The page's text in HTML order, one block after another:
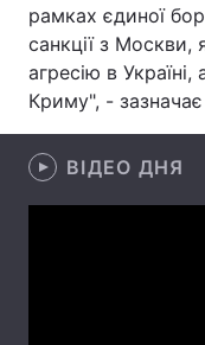
Здоров'я
Цікавинки
Лонгріди
рамках єдиної
санкції з Москви,
агресію в
Криму", -
ВІДЕО ДНЯ